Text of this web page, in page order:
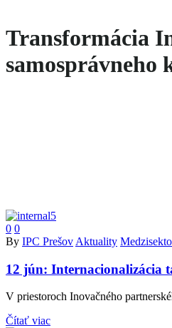
Transformácia
samosprávneho
0 0
By IPC Prešov Aktuality
12 jún: Internacionalizácia
V priestoroch Inovačného
Čítať viac